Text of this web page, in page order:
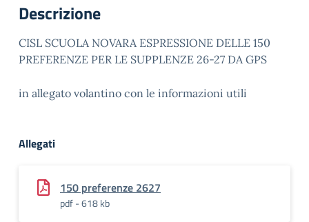
Descrizione
CISL SCUOLA NOVARA ESPRESSIONE DELLE 150
PREFERENZE PER LE SUPPLENZE 26-27 DA GPS
in allegato volantino con le informazioni utili
Allegati
150 preferenze 2627
pdf - 618 kb